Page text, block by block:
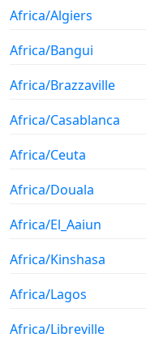
Africa/Algiers
Africa/Bangui
Africa/Brazzaville
Africa/Casablanca
Africa/Ceuta
Africa/Douala
Africa/El_Aaiun
Africa/Kinshasa
Africa/Lagos
Africa/Libreville